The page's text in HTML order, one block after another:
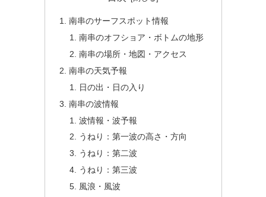
南串のサーフスポット情報
南串のオフショア・ボトムの地形
南串の場所・地図・アクセス
南串の天気予報
日の出・日の入り
南串の波情報
波情報・波予報
うねり：第一波の高さ・方向
うねり：第二波
うねり：第三波
風浪・風波